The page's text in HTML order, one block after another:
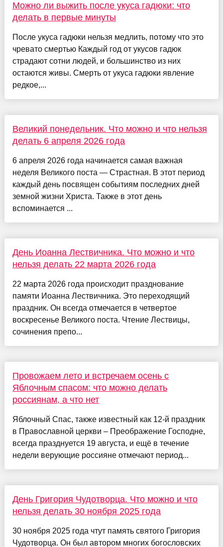
Можно ли выжить после укуса гадюки: что
делать в первые минуты
После укуса гадюки нельзя медлить, потому что это
чревато смертью Каждый год от укусов гадюк
страдают сотни людей, и большинство из них
остаются живы. Смерть от укуса гадюки явление
редкое,...
Великий понедельник. Что можно и что нельзя
делать 6 апреля 2026 года
6 апреля 2026 года начинается самая важная
неделя Великого поста — Страстная. В этот период
каждый день посвящен событиям последних дней
земной жизни Христа. Также в этот день
вспоминается ...
День Иоанна Лествичника. Что можно и что
нельзя делать 22 марта 2026 года
22 марта 2026 года происходит празднование
памяти Иоанна Лествичника. Это переходящий
праздник. Он всегда отмечается в четвертое
воскресенье Великого поста. Чтение Лествицы,
сочинения препо...
Провожаем лето и встречаем осень с
Яблочным спасом: что можно делать
россиянам, а что нет
Яблочный Спас, также известный как 12-й праздник
в Православной церкви – Преображение Господне,
всегда празднуется 19 августа, и ещё в течение
недели верующие россияне отмечают период...
День Григория Чудотворца. Что можно и что
нельзя делать 30 ноября 2025 года
30 ноября 2025 года чтут память святого Григория
Чудотворца. Он был автором многих богословских